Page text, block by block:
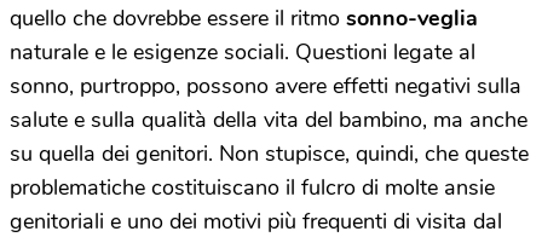
quello che dovrebbe essere il ritmo sonno-veglia
naturale e le esigenze sociali. Questioni legate al
sonno, purtroppo, possono avere effetti negativi sulla
salute e sulla qualità della vita del bambino, ma anche
su quella dei genitori. Non stupisce, quindi, che queste
problematiche costituiscano il fulcro di molte ansie
genitoriali e uno dei motivi più frequenti di visita dal